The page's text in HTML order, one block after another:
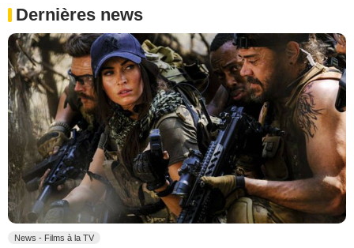
Dernières news
News - Films à la TV